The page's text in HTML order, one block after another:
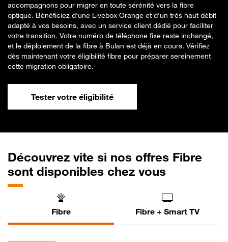
accompagnons pour migrer en toute sérénité vers la fibre
optique. Bénéficiez d’une Livebox Orange et d’un très haut débit
adapté à vos besoins, avec un service client dédié pour faciliter
votre transition. Votre numéro de téléphone fixe reste inchangé,
et le déploiement de la fibre à Bulan est déjà en cours. Vérifiez
dès maintenant votre éligibilité fibre pour préparer sereinement
cette migration obligatoire.
Tester votre éligibilité
Découvrez vite si nos offres Fibre
sont disponibles chez vous
Fibre Fibre + Smart TV